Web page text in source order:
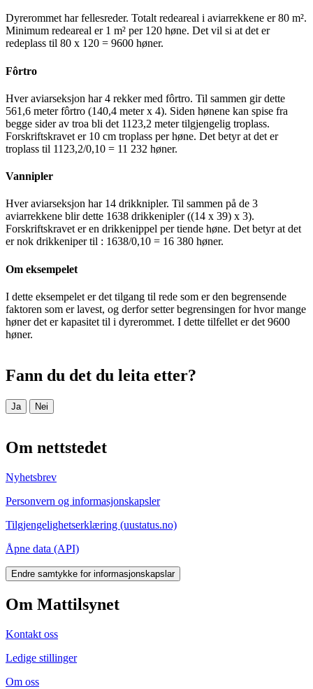
Dyrerommet har fellesreder. Totalt redeareal i aviarrekkene er 80 m².
Minimum redeareal er 1 m² per 120 høne. Det vil si at det er
redeplass til 80 x 120 = 9600 høner.
Fôrtro
Hver aviarseksjon har 4 rekker med fôrtro. Til sammen gir dette
561,6 meter fôrtro (140,4 meter x 4). Siden hønene kan spise fra
begge sider av troa bli det 1123,2 meter tilgjengelig troplass.
Forskriftskravet er 10 cm troplass per høne. Det betyr at det er
troplass til 1123,2/0,10 = 11 232 høner.
Vannipler
Hver aviarseksjon har 14 drikknipler. Til sammen på de 3
aviarrekkene blir dette 1638 drikkenipler ((14 x 39) x 3).
Forskriftskravet er en drikkenippel per tiende høne. Det betyr at det
er nok drikkeniper til : 1638/0,10 = 16 380 høner.
Om eksempelet
I dette eksempelet er det tilgang til rede som er den begrensende
faktoren som er lavest, og derfor setter begrensingen for hvor mange
høner det er kapasitet til i dyrerommet. I dette tilfellet er det 9600
høner.
Fann du det du leita etter?
Ja Nei
Om nettstedet
Nyhetsbrev
Personvern og informasjonskapsler
Tilgjengelighetserklæring (uustatus.no)
Åpne data (API)
Endre samtykke for informasjonskapslar
Om Mattilsynet
Kontakt oss
Ledige stillinger
Om oss